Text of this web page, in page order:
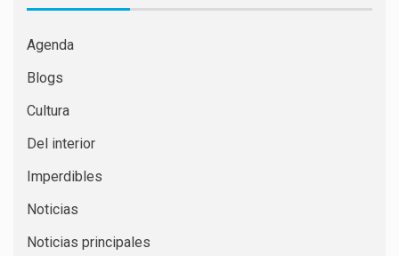
Agenda
Blogs
Cultura
Del interior
Imperdibles
Noticias
Noticias principales